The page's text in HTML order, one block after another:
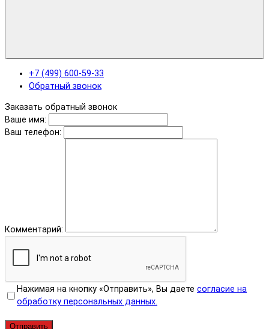
+7 (499) 600-59-33
Обратный звонок
Заказать обратный звонок
Ваше имя:
Ваш телефон:
Комментарий:
Нажимая на кнопку «Отправить», Вы даете согласие на
обработку персональных данных.
Отправить